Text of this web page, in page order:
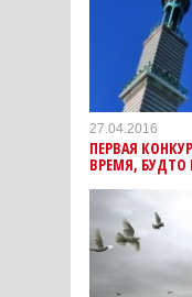
27.04.2016
ПЕРВАЯ
ВРЕМЯ, БУДТО